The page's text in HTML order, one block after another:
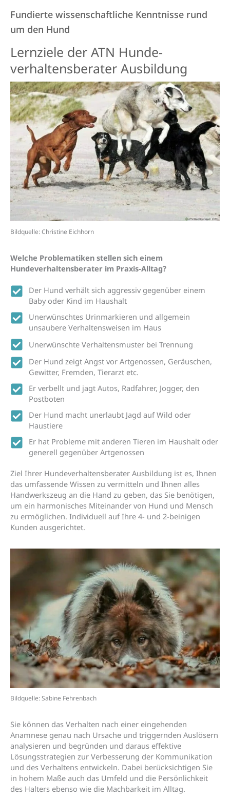
Fundierte wissenschaftliche Kenntnisse rund
um den Hund
Lernziele der ATN Hunde­
verhaltens­berater Aus­bildung
Bildquelle: Christine Eichhorn
Welche Problematiken stellen sich einem
Hundeverhaltensberater im Praxis-Alltag?
Der Hund verhält sich aggressiv gegenüber einem
Baby oder Kind im Haushalt
Unerwünschtes Urinmarkieren und allgemein
unsaubere Verhaltensweisen im Haus
Unerwünschte Verhaltensmuster bei Trennung
Der Hund zeigt Angst vor Artgenossen, Geräuschen,
Gewitter, Fremden, Tierarzt etc.
Er verbellt und jagt Autos, Radfahrer, Jogger, den
Postboten
Der Hund macht unerlaubt Jagd auf Wild oder
Haustiere
Er hat Probleme mit anderen Tieren im Haushalt oder
generell gegenüber Artgenossen
Ziel Ihrer Hundeverhaltensberater Ausbildung ist es, Ihnen
das umfassende Wissen zu vermitteln und Ihnen alles
Handwerkszeug an die Hand zu geben, das Sie benötigen,
um ein harmonisches Miteinander von Hund und Mensch
zu ermöglichen. Individuell auf Ihre 4- und 2-beinigen
Kunden ausgerichtet.
Sie können das Verhalten nach einer eingehenden
Anamnese genau nach Ursache und triggernden Auslösern
analysieren und begründen und daraus effektive
Lösungsstrategien zur Verbesserung der Kommunikation
und des Verhaltens entwickeln. Dabei berücksichtigen Sie
in hohem Maße auch das Umfeld und die Persönlichkeit
des Halters ebenso wie die Machbarkeit im Alltag.
Bildquelle: Sabine Fehrenbach